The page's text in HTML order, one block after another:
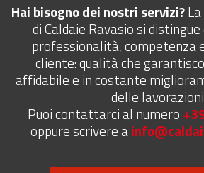
Hai bisogno dei nostri servizi?
di Caldaie Ravasio si
professionalità, competenza
cliente: qualità che
affidabile e in costante
delle
Puoi contattarci al numero
oppure scrivere a